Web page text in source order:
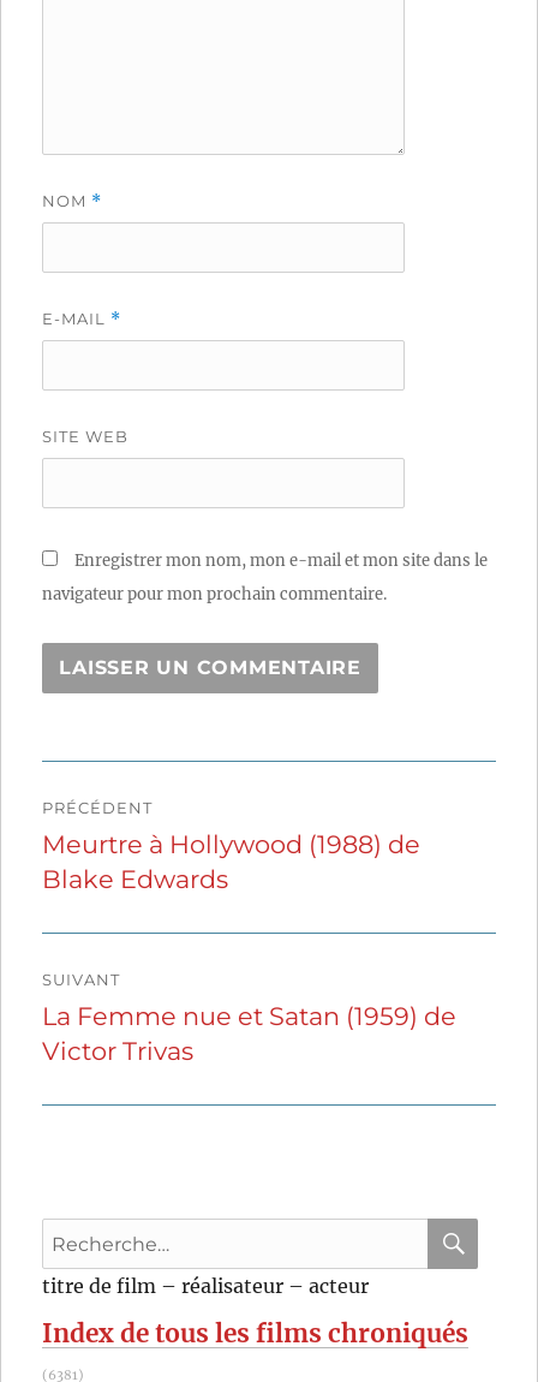
NOM *
E-MAIL *
SITE WEB
Enregistrer mon nom, mon e-mail et mon site dans le
navigateur pour mon prochain commentaire.
de
l’article
PRÉCÉDENT
Publication
précédente :
Meurtre à Hollywood (1988) de
Blake Edwards
SUIVANT
Publication
suivante :
La Femme nue et Satan (1959) de
Victor Trivas
Recherche
pour
:
titre de film – réalisateur – acteur
Index de tous les films chroniqués
(6381)